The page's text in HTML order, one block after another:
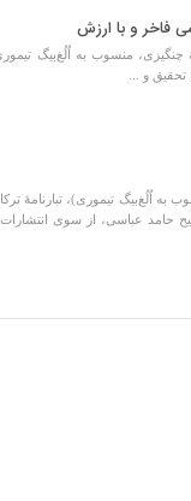
فاخر و با ارزش
منسوب به اُلُغ‌بیگ
اُلُغ‌بیگ تیموری)، تبارنامۀ
۹۸۰ هـ)، با تحقیق و تصحیح حامد عباسی،